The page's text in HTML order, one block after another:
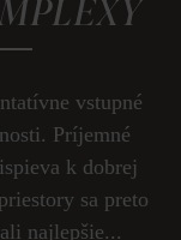
vstupné
Príjemné
k dobrej
sa preto
najlepšie...